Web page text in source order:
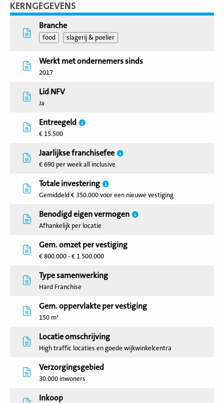
KERNGEGEVENS
Branche
food slagerij & poelier
Werkt met ondernemers sinds
2017
Lid NFV
Ja
Entreegeld
€ 15.500
Jaarlijkse franchisefee
€ 690 per week all inclusive
Totale investering
Gemiddeld € 350.000 voor een nieuwe vestiging
Benodigd eigen vermogen
Afhankelijk per locatie
Gem. omzet per vestiging
€ 800.000 - € 1.500.000
Type samenwerking
Hard Franchise
Gem. oppervlakte per vestiging
150 m²
Locatie omschrijving
High traffic locaties en goede wijkwinkelcentra
Verzorgingsgebied
30.000 inwoners
Inkoop